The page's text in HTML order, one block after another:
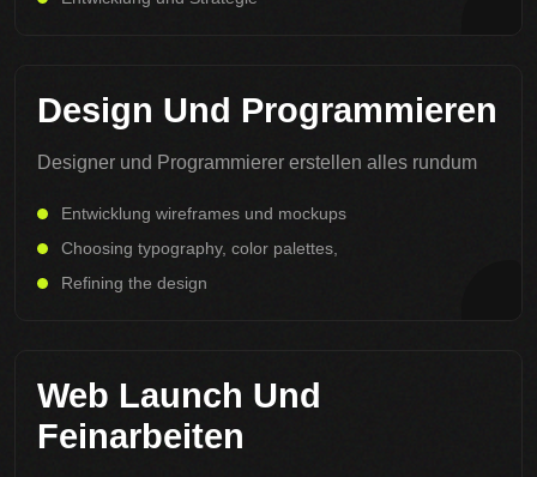
Design Und Programmieren
Designer und Programmierer erstellen alles rundum
Entwicklung wireframes und mockups
Choosing typography, color palettes,
Refining the design
Web Launch Und
Feinarbeiten